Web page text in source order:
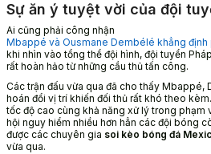
Sự ăn ý tuyệt vời của đội
Ai cũng phải công nhận
Mbappé và Ousmane Dembélé khẳng định
khi nhìn vào tổng thể đội hình, đội tuyển
rất hoàn hảo từ những cầu thủ tấn công.
Các trận đấu vừa qua đã cho thấy Mbappé,
hoán đổi vị trí khiến đối thủ rất khó theo
tốc độ cao cùng khả năng xử lý trong phạm
hội nguy hiểm nhiều hơn hẳn các đội bóng
được các chuyên gia soi kèo bóng đá
vừa qua.